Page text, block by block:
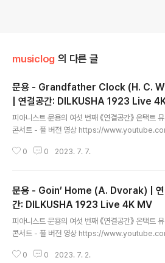
musiclog 의 다른 글
문용 - Grandfather Clock (H. C.
| 연결공간: DILKUSHA 1923 Live
피아니스트 문용의 여섯 번째 《연결공간》 온택트
콘서트 - 풀 버전 영상 https://
Live》 앨범 유튜브 https://youtube.com/
ttps://bit.ly/45L9a9I 작곡 H. C. Work 편곡・연
용(moonyong) 기획・대본, 디자인・모션그래픽
연출・의상 장초영(TAra) 영상 유영균
곽동준 K SOUND 촬영 유영균, 서두리 연출보조 임
음향보조 남동훈 촬영 장소 스튜디..
0 0 2023. 7. 7.
문용 - Goin’ Home (A. Dvorak) | 연
간: DILKUSHA 1923 Live 4K MV
피아니스트 문용의 여섯 번째 《연결공간》 온택트
콘서트 - 풀 버전 영상 https://
Live》 앨범 유튜브 https://youtube.com/
0 0 2023. 7. 2.